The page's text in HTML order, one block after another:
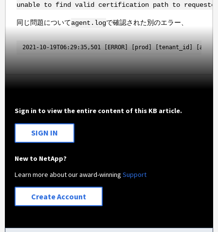
unable to find valid certification path to
同じ問題についてagent.logで確認された別のエラー、
2021-10-19T06:29:35,501 [ERROR] [prod] [tenant_id]
Sign in to view the entire content of this KB article.
SIGN IN
New to NetApp?
Learn more about our award-winningSupport
Create Account